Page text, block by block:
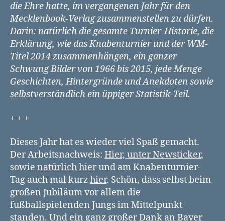
die Ehre hatte, im vergangenen Jahr für den
Mecklenbook-Verlag zusammenstellen zu dürfen.
Darin: natürlich die gesamte Turnier-Historie, die
Erklärung, wie das Knabenturnier und der WM-
Titel 2014 zusammenhängen, ein ganzer
Schwung Bilder von 1966 bis 2015, jede Menge
Geschichten, Hintergründe und Anekdoten sowie
selbstverständlich ein üppiger Statistik-Teil.
+ + +
Dieses Jahr hat es wieder viel Spaß gemacht.
Der Arbeitsnachweis: Hier, unter Newsticker,
sowie natürlich hierund am Knabenturnier-
Tag auch mal kurzhier. Schön, dass selbst beim
großen Jubiläum vor allem die
fußballspielenden Jungs im Mittelpunkt
standen. Und ein ganz großer Dank an Bayer